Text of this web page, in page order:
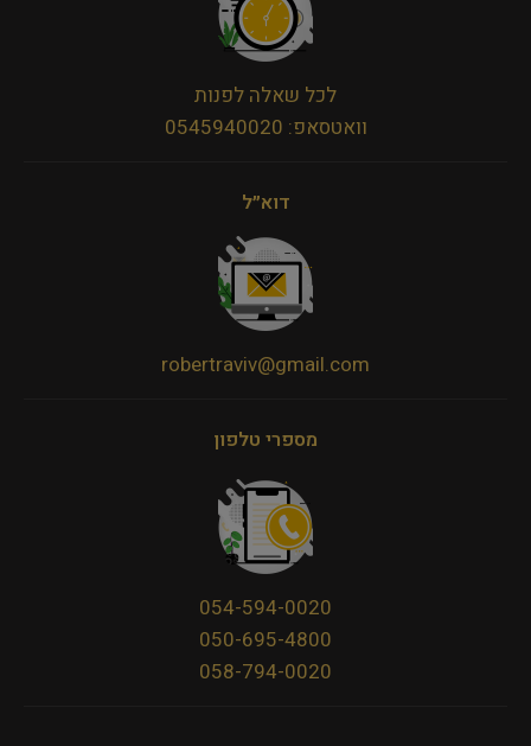
לכל שאלה לפנות
וואטסאפ: 0545940020
דוא״ל
robertraviv@gmail.com
מספרי טלפון
054-594-0020
050-695-4800
058-794-0020